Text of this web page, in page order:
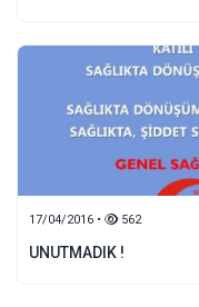
17/04/2016 • 562
UNUTMADIK !